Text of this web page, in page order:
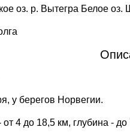
оз. р. Вытегра Белое оз.
у берегов Норвегии.
4 до 18,5 км, глубина - до